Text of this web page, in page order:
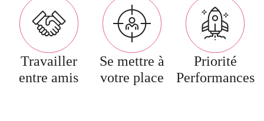
Travailler
entre amis
Se mettre à
votre place
Priorité
Performances